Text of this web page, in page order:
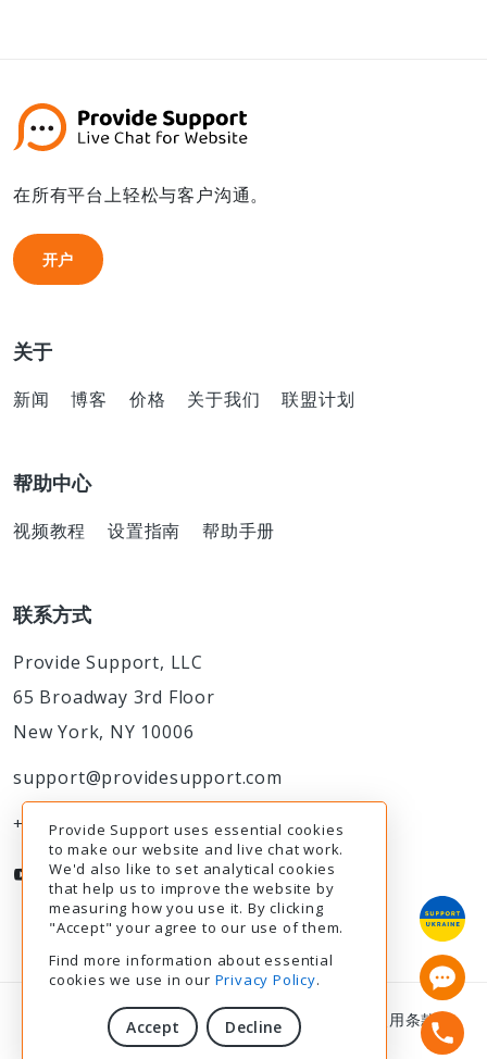
在所有平台上轻松与客户沟通。
开户
开户
关于
新闻 博客 价格 关于我们 联盟计划
帮助中心
视频教程 设置指南 帮助手册
联系方式
Provide Support, LLC
65 Broadway 3rd Floor
New York, NY 10006
support@providesupport.com
+1-888-777-9930
© 2003-2026Provide Support| 隐私政策 使用条款|
GDPR 12
Provide Support uses essential cookies
to make our website and live chat work.
We'd also like to set analytical cookies
that help us to improve the website by
measuring how you use it. By clicking
"Accept" your agree to our use of them.
Find more information about essential
cookies we use in our Privacy Policy.
Accept Decline